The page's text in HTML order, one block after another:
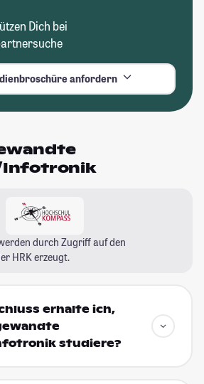
Dich bei
anfordern
durch Zugriff auf den
HRK erzeugt.
erhalte ich,
studiere?